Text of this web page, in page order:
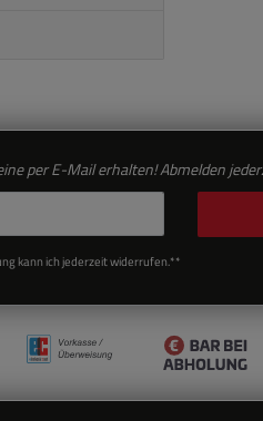
per E-Mail erhalten! Abmelden
kann ich jederzeit widerrufen.**